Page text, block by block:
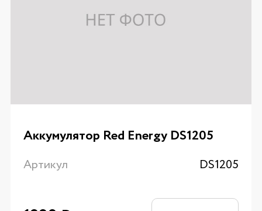
Аккумулятор Red Energy DS1205
Артикул DS1205